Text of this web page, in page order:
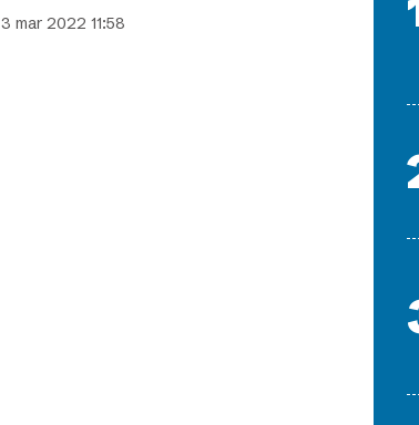
3 mar 2022 11:58